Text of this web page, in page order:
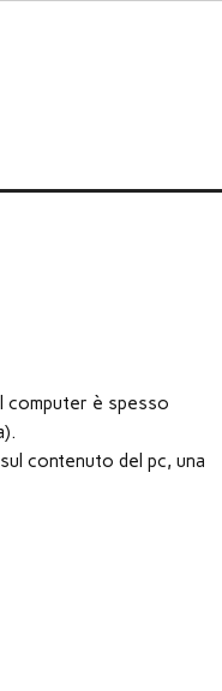
computer è spesso
contenuto del pc, una